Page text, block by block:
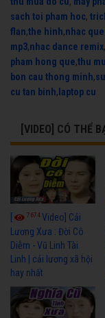
sach toi pham hoc,
flan,the hinh,nhac
mp3,nhac dance remix,
pham hong que,thu
bon cau thong minh,
cu tan binh, laptop cu
[VIDEO] CÓ THỂ
7674Video] Cải
Lương Xưa : Đời Cô
Diễm - Vũ Linh Tài
Linh | cải lương xã hội
hay nhất